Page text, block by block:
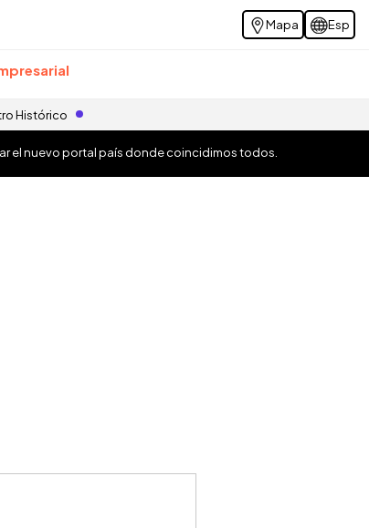
Mapa Esp
Histórico
el nuevo portal país donde coincidimos todos.